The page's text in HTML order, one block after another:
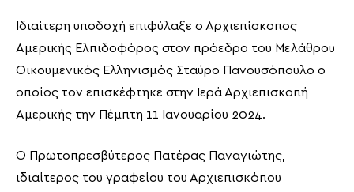
Ιδιαίτερη υποδοχή επιφύλαξε ο Αρχιεπίσκοπος
Αμερικής Ελπιδοφόρος στον πρόεδρο του Μελάθρου
Οικουμενικός Ελληνισμός Σταύρο Πανουσόπουλο ο
οποίος τον επισκέφτηκε στην Ιερά Αρχιεπισκοπή
Αμερικής την Πέμπτη 11 Ιανουαρίου 2024.
Ο Πρωτοπρεσβύτερος Πατέρας Παναγιώτης,
ιδιαίτερος του γραφείου του Αρχιεπισκόπου